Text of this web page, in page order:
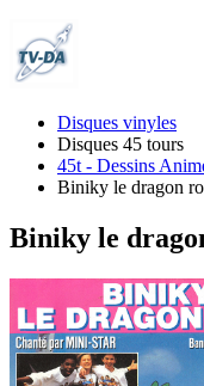
Disques vinyles
Disques 45 tours
45t - Dessins
Biniky le dragon
Biniky le